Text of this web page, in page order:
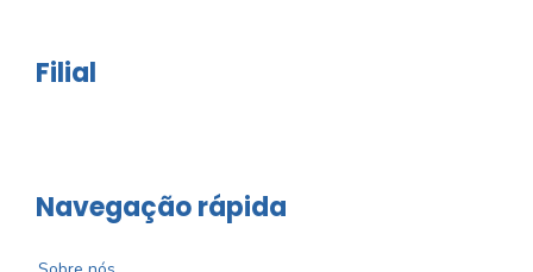
Filial
Navegação rápida